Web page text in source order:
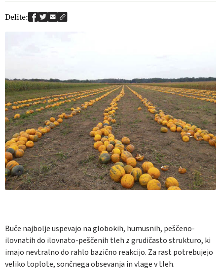
Delite:
Buče najbolje uspevajo na globokih, humusnih, peščeno-
ilovnatih do ilovnato-peščenih tleh z grudičasto strukturo, ki
imajo nevtralno do rahlo bazično reakcijo. Za rast potrebujejo
veliko toplote, sončnega obsevanja in vlage v tleh.